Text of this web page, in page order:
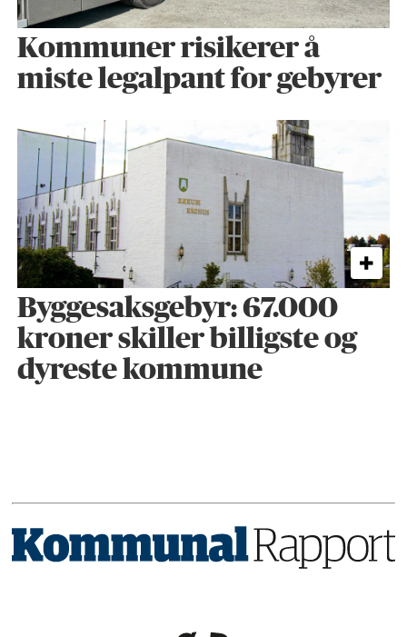
Kommuner risikerer å
miste legalpant for gebyrer
Byggesaks­gebyr: 67.000
kroner skiller billigste og
dyreste kommune